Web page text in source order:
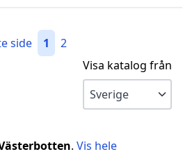
side 1
2
Visa katalog från
. Vis hele